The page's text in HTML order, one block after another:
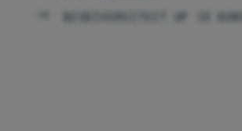
BIODIVERSITEIT OP JE BORD